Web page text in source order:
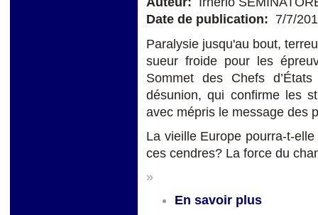
Date de publication: 7/7/
Paralysie jusqu'au bout,
sueur froide pour les
Sommet des Chefs
désunion, qui confirme les
avec mépris le message des
La vieille Europe pourra-t-
ces cendres? La force du
»
En savoir plus